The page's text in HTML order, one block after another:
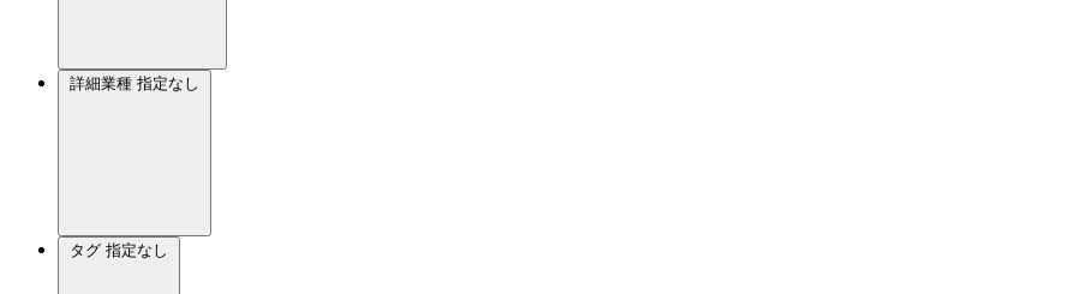
詳細業種 指定なし
タグ 指定なし